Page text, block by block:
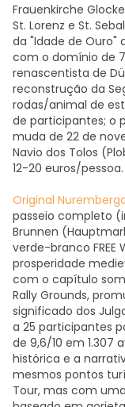
Frauenkirche
St. Lorenz e St.
da "Idade de Ouro"
com o domínio de
renascentista de
reconstrução da
rodas/animal de
de participantes; o
muda de 22 de
Navio dos Tolos
12-20 euros/pessoa.
Original
passeio completo
Brunnen
verde-branco FREE
prosperidade
com o capítulo
Rally Grounds,
significado dos
a 25 participantes
de 9,6/10 em 1.307
histórica e a
mesmos pontos
Tour, mas com